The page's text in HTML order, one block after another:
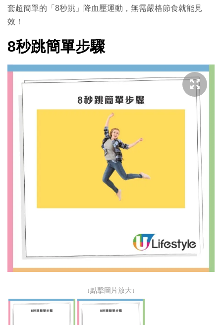
套超簡單的「8秒跳」降血壓運動，無需嚴格節食就能見
效！
8秒跳簡單步驟
↓點擊圖片放大↓